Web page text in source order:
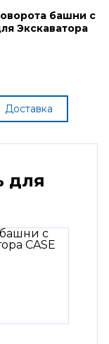
башни с
Экскаватора
Доставка
для